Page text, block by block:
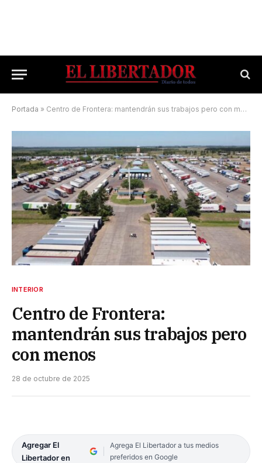
Portada » Centro de Frontera: mantendrán sus trabajos pero con menos
INTERIOR
Centro de Frontera:
mantendrán sus trabajos pero
con menos
28 de octubre de 2025
Agregar El
Libertador en
Agrega El Libertador a tus medios
preferidos en Google